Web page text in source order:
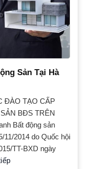
Sản Tại Hà
ĐÀO TẠO CẤP
BĐS TRÊN
Bất động sản
11/2014 do Quốc hội
TT-BXD ngày